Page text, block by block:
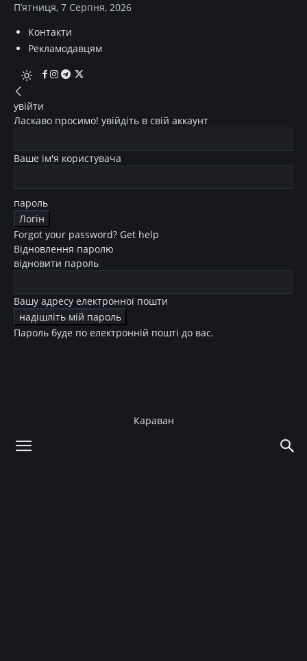
П’ятниця, 7 Серпня, 2026
Контакти
Рекламодавцям
увійти
Ласкаво просимо! увійдіть в свій аккаунт
Ваше ім'я користувача
пароль
Forgot your password? Get help
Відновлення паролю
відновити пароль
Вашу адресу електронної пошти
Пароль буде по електронній пошті до вас.
Караван